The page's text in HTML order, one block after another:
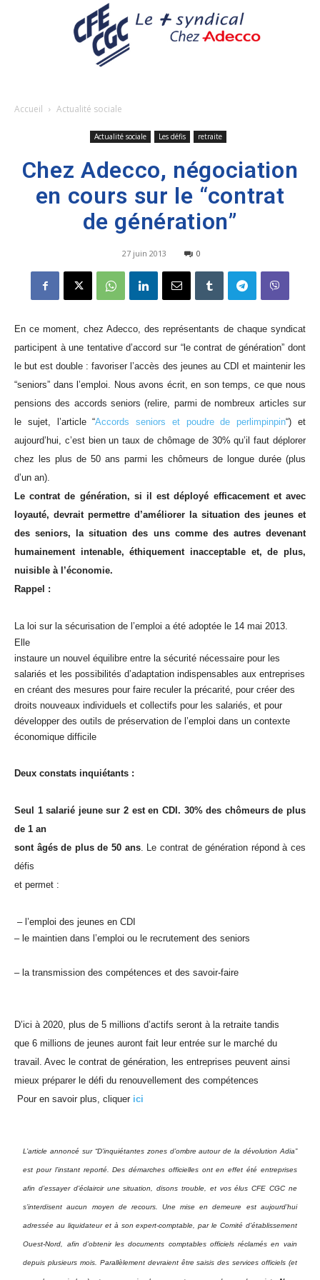
Accueil Actualité sociale
Actualité sociale Les défis retraite
Chez Adecco, négociation
en cours sur le “contrat
de génération”
27 juin 2013 0
En ce moment, chez Adecco, des représentants de chaque syndicat
participent à une tentative d’accord sur “le contrat de génération” dont
le but est double : favoriser l’accès des jeunes au CDI et maintenir les
“seniors” dans l’emploi. Nous avons écrit, en son temps, ce que nous
pensions des accords seniors (relire, parmi de nombreux articles sur
le sujet, l’article “Accords seniors et poudre de perlimpinpin“) et
aujourd’hui, c’est bien un taux de chômage de 30% qu’il faut déplorer
chez les plus de 50 ans parmi les chômeurs de longue durée (plus
d’un an).
Le contrat de génération, si il est déployé efficacement et avec
loyauté, devrait permettre d’améliorer la situation des jeunes et
des seniors, la situation des uns comme des autres devenant
humainement intenable, éthiquement inacceptable et, de plus,
nuisible à l’économie.
Rappel :
La loi sur la sécurisation de l’emploi a été adoptée le 14 mai 2013.
Elle
instaure un nouvel équilibre entre la sécurité nécessaire pour les
salariés et les possibilités d’adaptation indispensables aux entreprises
en créant des mesures pour faire reculer la précarité, pour créer des
droits nouveaux individuels et collectifs pour les salariés, et pour
développer des outils de préservation de l’emploi dans un contexte
économique difficile
Deux constats inquiétants :
Seul 1 salarié jeune sur 2 est en CDI. 30% des chômeurs de plus
de 1 an
sont âgés de plus de 50 ans. Le contrat de génération répond à ces
défis
et permet :
– l’emploi des jeunes en CDI
– le maintien dans l’emploi ou le recrutement des seniors
– la transmission des compétences et des savoir-faire
D’ici à 2020, plus de 5 millions d’actifs seront à la retraite tandis
que 6 millions de jeunes auront fait leur entrée sur le marché du
travail. Avec le contrat de génération, les entreprises peuvent ainsi
mieux préparer le défi du renouvellement des compétences
Pour en savoir plus, cliquer ici
L’article annoncé sur “D’inquiétantes zones d’ombre autour de la dévolution Adia”
est pour l’instant reporté. Des démarches officielles ont en effet été entreprises
afin d’essayer d’éclaircir une situation, disons trouble, et vos élus CFE CGC ne
s’interdisent aucun moyen de recours. Une mise en demeure est aujourd’hui
adressée au liquidateur et à son expert-comptable, par le Comité d’établissement
Ouest-Nord, afin d’obtenir les documents comptables officiels réclamés en vain
depuis plusieurs mois. Parallèlement devraient être saisis des services officiels (et